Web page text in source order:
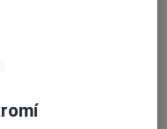
v nové záložce